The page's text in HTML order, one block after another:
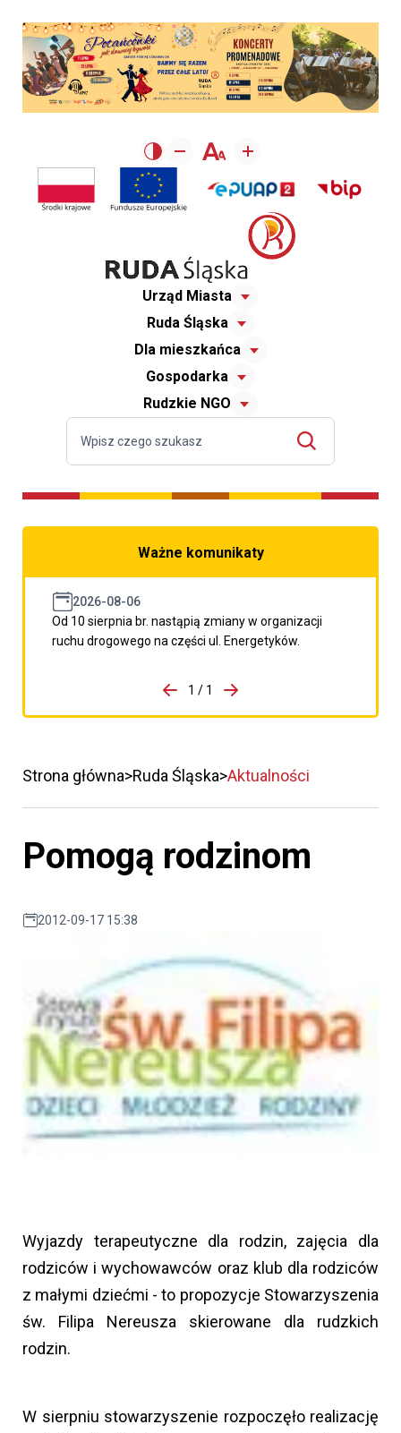
Urząd Miasta
Ruda Śląska
Dla mieszkańca
Gospodarka
Rudzkie NGO
Ważne komunikaty
2026-08-06
Od 10 sierpnia br. nastąpią zmiany w organizacji
ruchu drogowego na części ul. Energetyków.
porzpedniego komunikatu
1 / 1
Przejdź do następnego
Strona główna Ruda Śląska Aktualności
Pomogą rodzinom
2012-09-17 15:38
Wyjazdy terapeutyczne dla rodzin, zajęcia dla
rodziców i wychowawców oraz klub dla rodziców
z małymi dziećmi - to propozycje Stowarzyszenia
św. Filipa Nereusza skierowane dla rudzkich
rodzin.
W sierpniu stowarzyszenie rozpoczęło realizację